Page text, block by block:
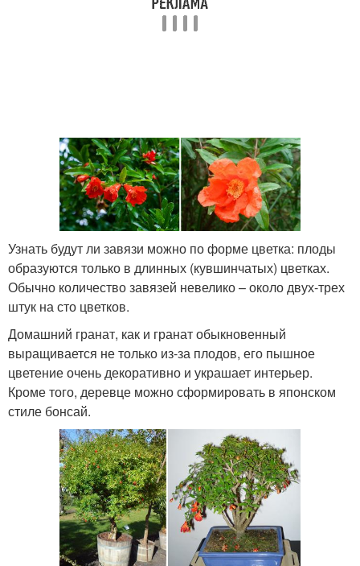
Узнать будут ли завязи можно по форме цветка: плоды
образуются только в длинных (кувшинчатых) цветках.
Обычно количество завязей невелико – около двух-трех
штук на сто цветков.
Домашний гранат, как и гранат обыкновенный
выращивается не только из-за плодов, его пышное
цветение очень декоративно и украшает интерьер.
Кроме того, деревце можно сформировать в японском
стиле бонсай.